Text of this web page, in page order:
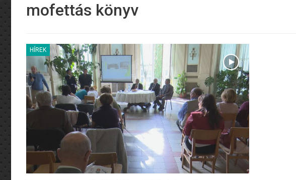
mofettás könyv
HÍREK